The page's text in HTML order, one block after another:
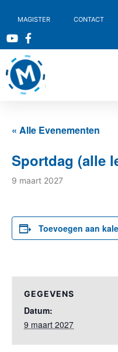
MAGISTER CONTACT
« Alle Evenementen
Sportdag (alle
9 maart 2027
Toevoegen aan
GEGEVENS
Datum:
9 maart 2027